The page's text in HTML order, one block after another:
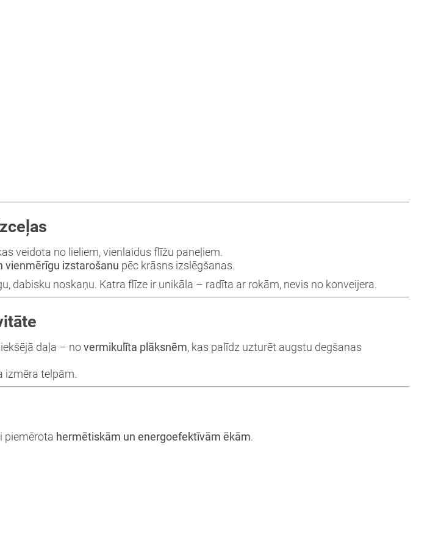
veidota no lieliem, vienlaidus flīžu paneļiem.
vienmērīgu izstarošanu pēc krāsns izslēgšanas.
dabisku noskaņu. Katra flīze ir unikāla – radīta ar rokām, nevis no konveijera.
iekšējā daļa – no vermikulīta plāksnēm, kas palīdz uzturēt augstu degšanas
izmēra telpām.
piemērota hermētiskām un energoefektīvām ēkām.